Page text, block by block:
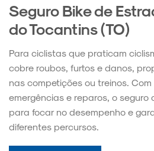
Seguro Bike de
do Tocantins (TO)
Para ciclistas que praticam
cobre roubos, furtos e danos,
nas competições ou treinos.
emergências e reparos, o seguro
para focar no desempenho e
diferentes percursos.